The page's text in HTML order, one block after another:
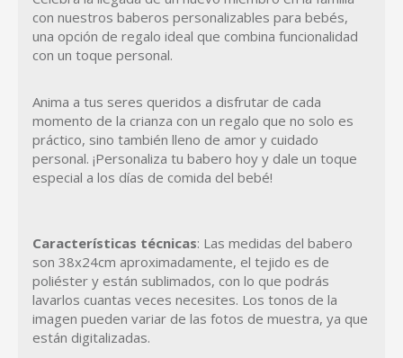
con nuestros baberos personalizables para bebés,
una opción de regalo ideal que combina funcionalidad
con un toque personal.
Anima a tus seres queridos a disfrutar de cada
momento de la crianza con un regalo que no solo es
práctico, sino también lleno de amor y cuidado
personal. ¡Personaliza tu babero hoy y dale un toque
especial a los días de comida del bebé!
Características técnicas: Las medidas del babero
son 38x24cm aproximadamente, el tejido es de
poliéster y están sublimados, con lo que podrás
lavarlos cuantas veces necesites. Los tonos de la
imagen pueden variar de las fotos de muestra, ya que
están digitalizadas.